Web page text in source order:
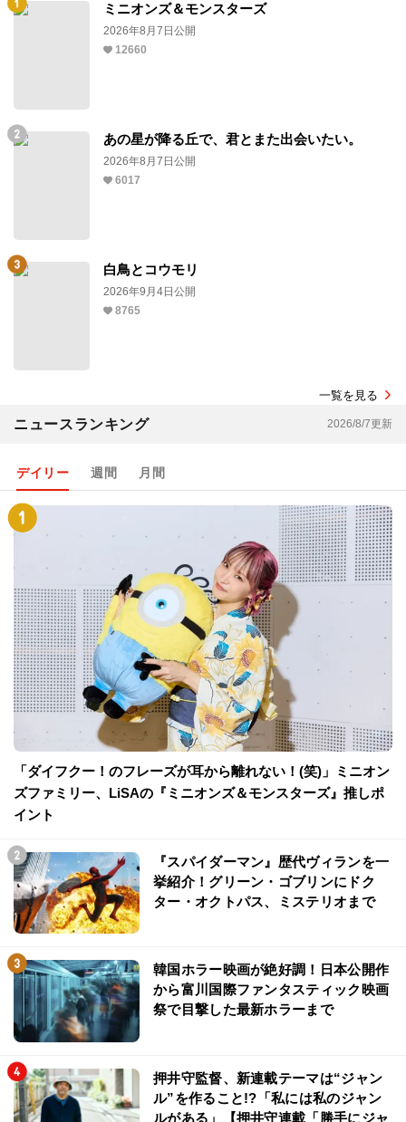
ミニオンズ＆モンスターズ
2026年8月7日公開
12660
あの星が降る丘で、君とまた出会いたい。
2026年8月7日公開
6017
白鳥とコウモリ
2026年9月4日公開
8765
一覧を見る
ニュースランキング 2026/8/7更新
デイリー 週間 月間
「ダイフクー！のフレーズが耳から離れない！(笑)」ミニオン
ズファミリー、LiSAの『ミニオンズ＆モンスターズ』推しポ
イント
『スパイダーマン』歴代ヴィランを一
挙紹介！グリーン・ゴブリンにドク
ター・オクトパス、ミステリオまで
韓国ホラー映画が絶好調！日本公開作
から富川国際ファンタスティック映画
祭で目撃した最新ホラーまで
押井守監督、新連載テーマは“ジャン
ル”を作ること!?「私には私のジャン
ルがある」【押井守連載「勝手にジャ